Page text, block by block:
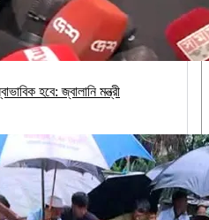
হবে: জ্বালানি মন্ত্রী